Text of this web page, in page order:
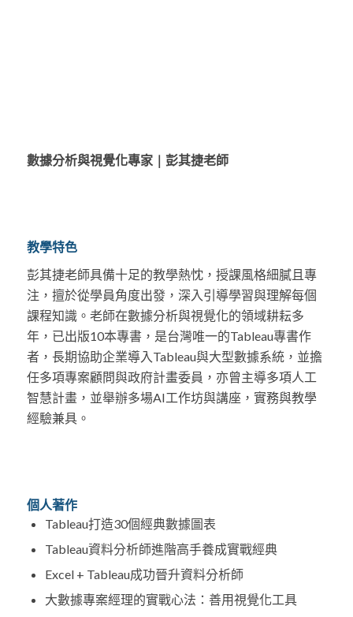
數據分析與視覺化專家​｜ 彭其捷老師
教學特色
彭其捷老師具備十足的教學熱忱，授課風格細膩且專
注，擅於從學員角度出發，深入引導學習與理解每個
課程知識。老師在數據分析與視覺化的領域耕耘多
年，已出版10本專書，是台灣唯一的Tableau專書作
者，長期協助企業導入Tableau與大型數據系統，並擔
任多項專案顧問與政府計畫委員，亦曾主導多項人工
智慧計畫，並舉辦多場AI工作坊與講座，實務與教學
經驗兼具。
個人著作
Tableau打造30個經典數據圖表​
Tableau資料分析師進階高手養成實戰經典​
Excel + Tableau成功晉升資料分析師​
大數據專案經理的實戰心法：善用視覺化工具​